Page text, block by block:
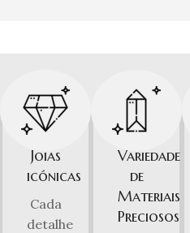
Joias
icónicas
Cada
detalhe
Variedade
de
Materiais
Preciosos